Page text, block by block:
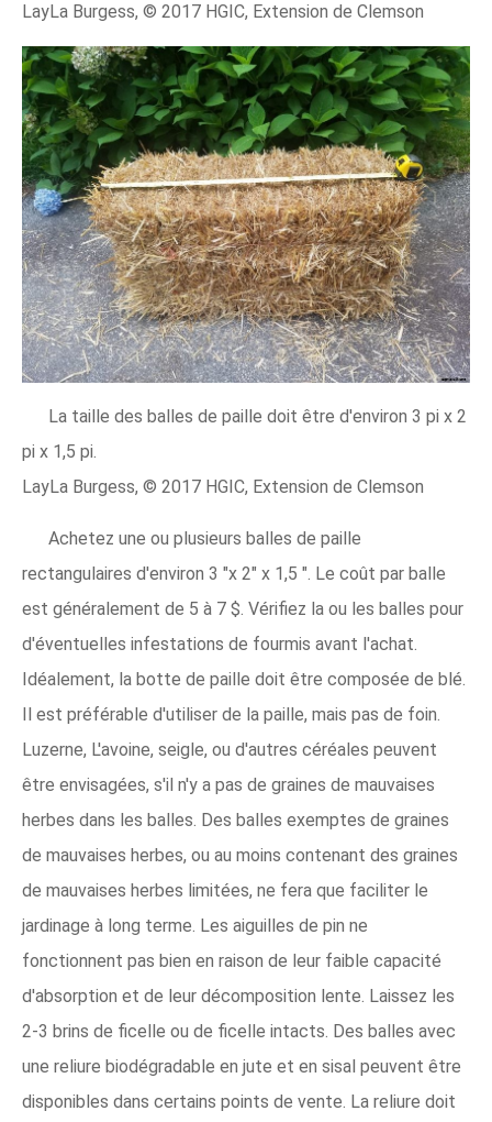
LayLa Burgess, © 2017 HGIC, Extension de Clemson
La taille des balles de paille doit être d'environ 3 pi x 2
pi x 1,5 pi.
LayLa Burgess, © 2017 HGIC, Extension de Clemson
Achetez une ou plusieurs balles de paille
rectangulaires d'environ 3 "x 2" x 1,5 ". Le coût par balle
est généralement de 5 à 7 $. Vérifiez la ou les balles pour
d'éventuelles infestations de fourmis avant l'achat.
Idéalement, la botte de paille doit être composée de blé.
Il est préférable d'utiliser de la paille, mais pas de foin.
Luzerne, L'avoine, seigle, ou d'autres céréales peuvent
être envisagées, s'il n'y a pas de graines de mauvaises
herbes dans les balles. Des balles exemptes de graines
de mauvaises herbes, ou au moins contenant des graines
de mauvaises herbes limitées, ne fera que faciliter le
jardinage à long terme. Les aiguilles de pin ne
fonctionnent pas bien en raison de leur faible capacité
d'absorption et de leur décomposition lente. Laissez les
2-3 brins de ficelle ou de ficelle intacts. Des balles avec
une reliure biodégradable en jute et en sisal peuvent être
disponibles dans certains points de vente. La reliure doit